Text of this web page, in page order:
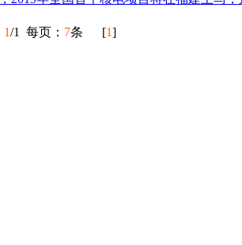
1/1 每页： 7条 [1]